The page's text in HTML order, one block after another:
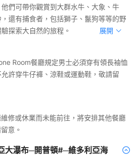
們可帶你觀賞到大群水牛、大象、牛
還有捕食者，包括獅子、鬣狗等等的野
探索大自然的旅程。
展開
Room餐廳規定男士必須穿有領長袖恤
許穿牛仔褲、涼鞋或運動鞋，敬請留
修或休業而未能前往，將安排其他餐廳
意。
大瀑布─開普頓#─維多利亞海